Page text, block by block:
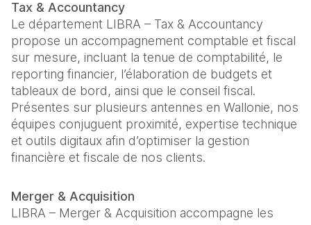
Tax & Accountancy
Le département LIBRA – Tax & Accountancy
propose un accompagnement comptable et fiscal
sur mesure, incluant la tenue de comptabilité, le
reporting financier, l’élaboration de budgets et
tableaux de bord, ainsi que le conseil fiscal.
Présentes sur plusieurs antennes en Wallonie, nos
équipes conjuguent proximité, expertise technique
et outils digitaux afin d’optimiser la gestion
financière et fiscale de nos clients.
Merger & Acquisition
LIBRA – Merger & Acquisition accompagne les